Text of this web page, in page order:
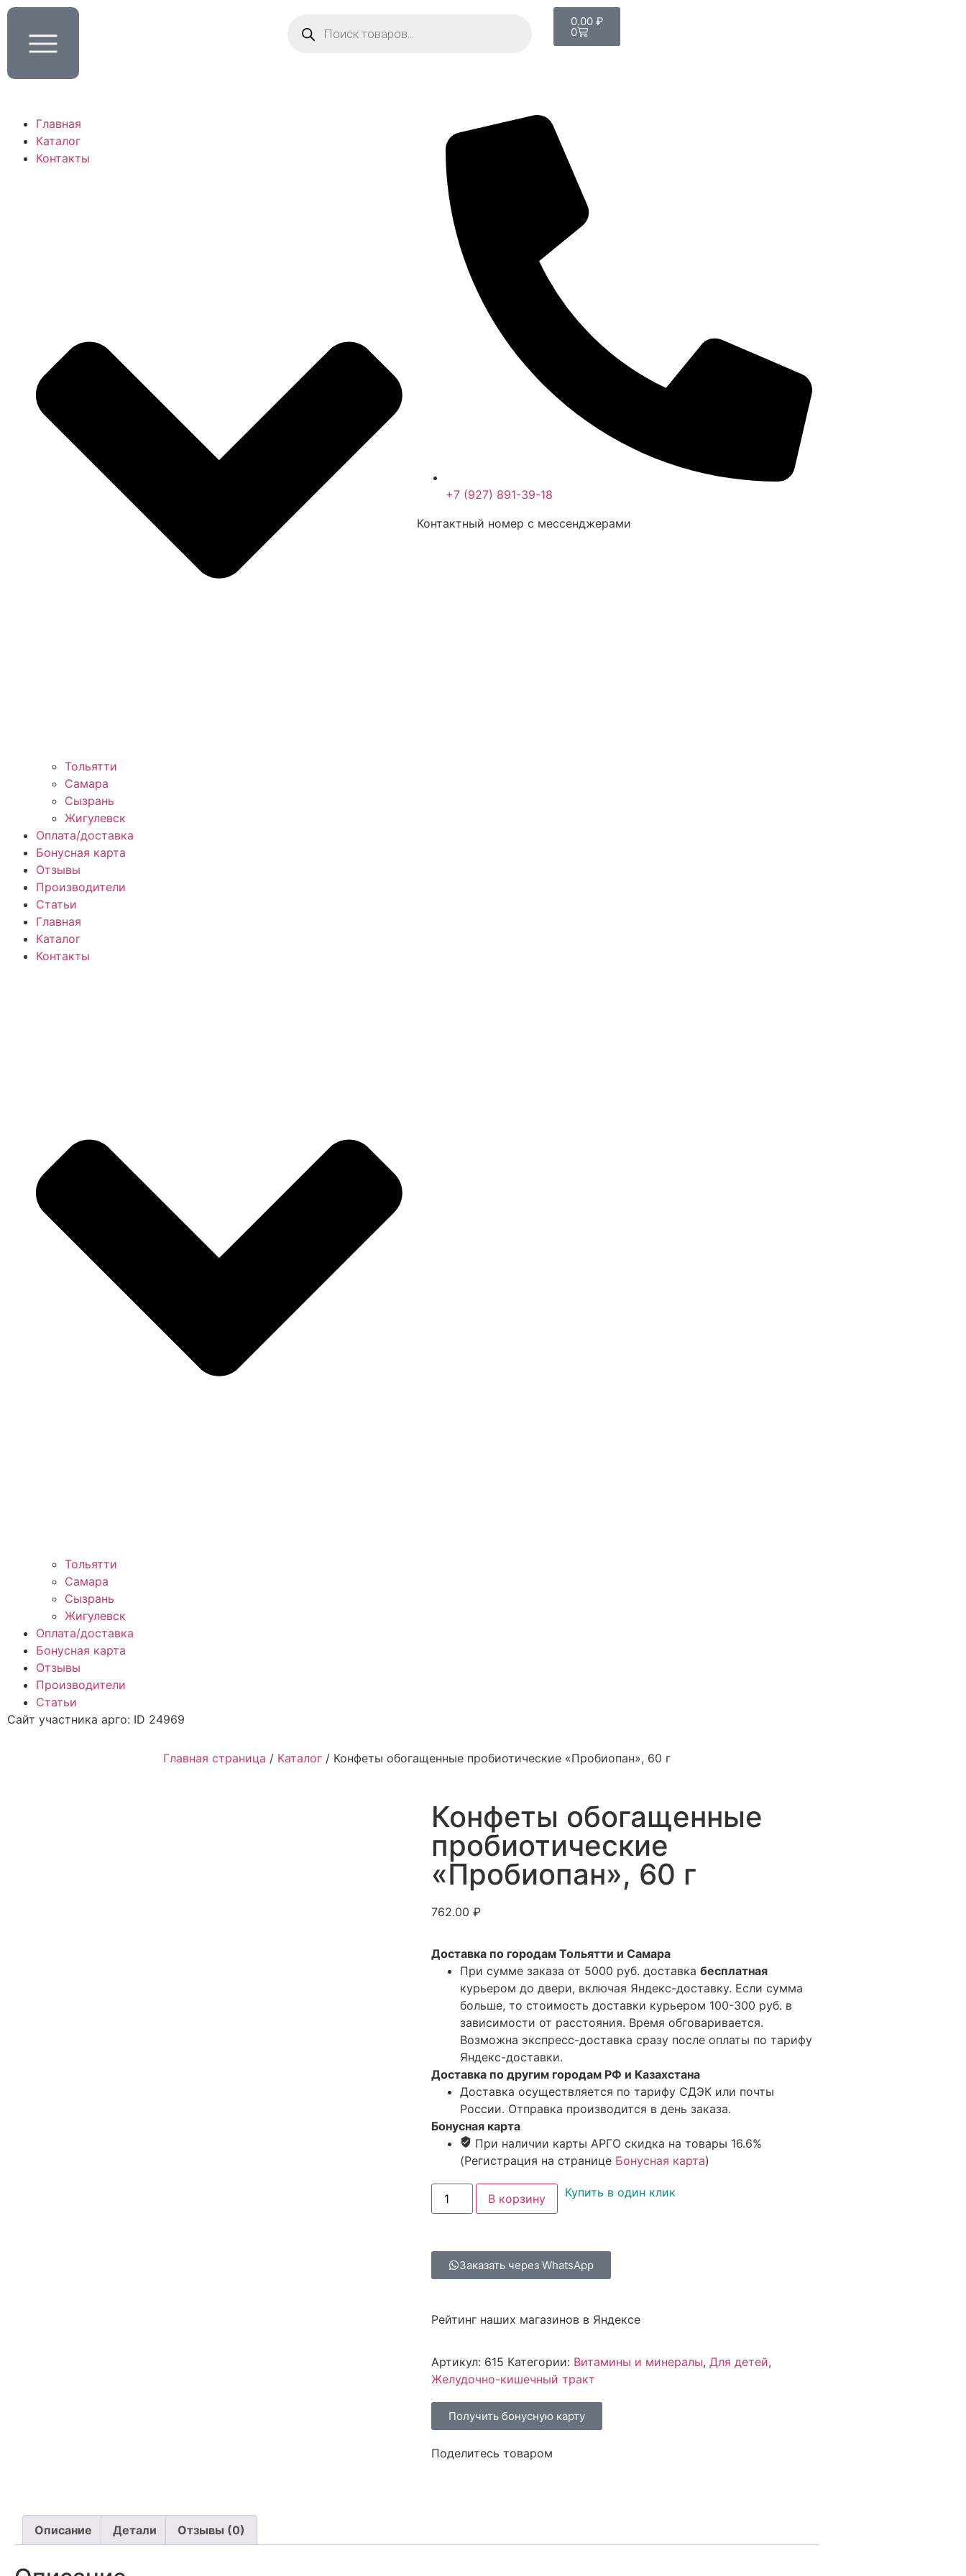
0.00 ₽
0
Главная
Каталог
Контакты
Тольятти
Самара
Сызрань
Жигулевск
Оплата/доставка
Бонусная карта
Отзывы
Производители
Статьи
Главная
Каталог
Контакты
Тольятти
Самара
Сызрань
Жигулевск
Оплата/доставка
Бонусная карта
Отзывы
Производители
Статьи
Сайт участника арго: ID 24969
+7 (927) 891-39-18
Контактный номер с мессенджерами
Главная страница / Каталог / Конфеты обогащенные пробиотические «Пробиопан», 60 г
Конфеты обогащенные
пробиотические
«Пробиопан», 60 г
762.00 ₽
Доставка по городам Тольятти и Самара
При сумме заказа от 5000 руб. доставка бесплатная
курьером до двери, включая Яндекс-доставку. Если сумма
больше, то стоимость доставки курьером 100-300 руб. в
зависимости от расстояния. Время обговаривается.
Возможна экспресс-доставка сразу после оплаты по тарифу
Яндекс-доставки.
Доставка по другим городам РФ и Казахстана
Доставка осуществляется по тарифу СДЭК или почты
России. Отправка производится в день заказа.
Бонусная карта
При наличии карты АРГО скидка на товары 16.6%
(Регистрация на странице Бонусная карта)
В корзину Купить в один клик
Заказать через WhatsApp
Рейтинг наших магазинов в Яндексе
Артикул: 615 Категории: Витамины и минералы, Для детей,
Желудочно-кишечный тракт
Получить бонусную карту
Поделитесь товаром
Описание Детали Отзывы (0)